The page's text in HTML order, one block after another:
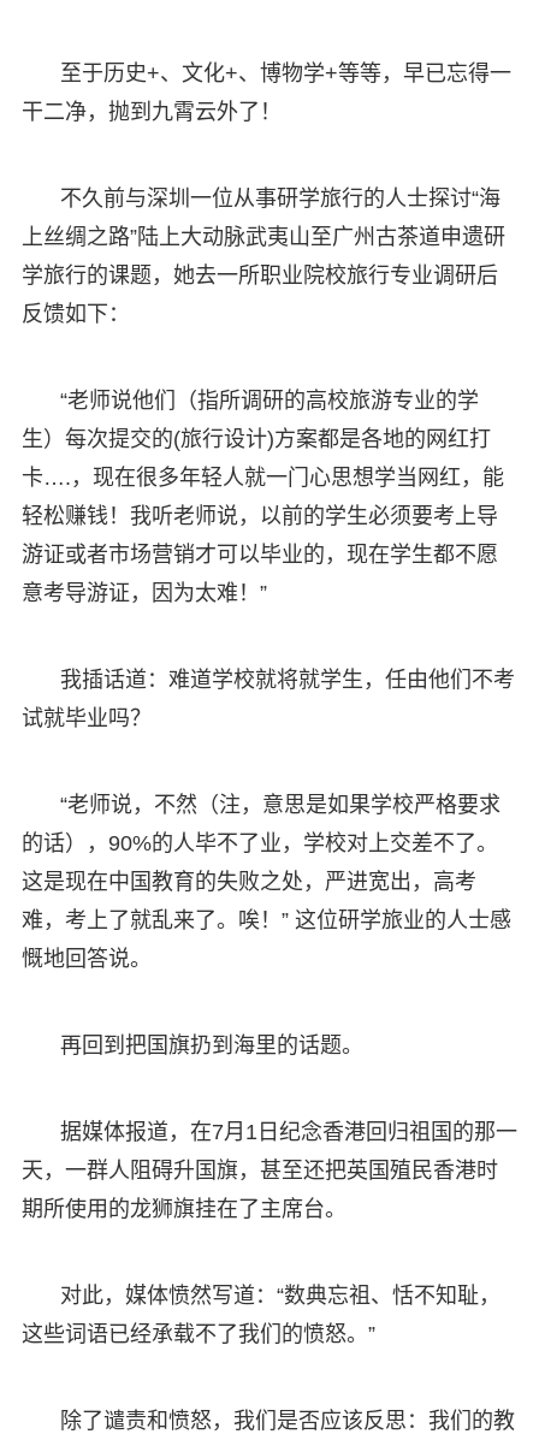
至于历史+、文化+、博物学+等等，早已忘得一
干二净，抛到九霄云外了！
不久前与深圳一位从事研学旅行的人士探讨“海
上丝绸之路”陆上大动脉武夷山至广州古茶道申遗研
学旅行的课题，她去一所职业院校旅行专业调研后
反馈如下：
“老师说他们（指所调研的高校旅游专业的学
生）每次提交的(旅行设计)方案都是各地的网红打
卡….，现在很多年轻人就一门心思想学当网红，能
轻松赚钱！我听老师说，以前的学生必须要考上导
游证或者市场营销才可以毕业的，现在学生都不愿
意考导游证，因为太难！”
我插话道：难道学校就将就学生，任由他们不考
试就毕业吗？
“老师说，不然（注，意思是如果学校严格要求
的话），90%的人毕不了业，学校对上交差不了。
这是现在中国教育的失败之处，严进宽出，高考
难，考上了就乱来了。唉！” 这位研学旅业的人士感
慨地回答说。
再回到把国旗扔到海里的话题。
据媒体报道，在7月1日纪念香港回归祖国的那一
天，一群人阻碍升国旗，甚至还把英国殖民香港时
期所使用的龙狮旗挂在了主席台。
对此，媒体愤然写道：“数典忘祖、恬不知耻，
这些词语已经承载不了我们的愤怒。”
除了谴责和愤怒，我们是否应该反思：我们的教